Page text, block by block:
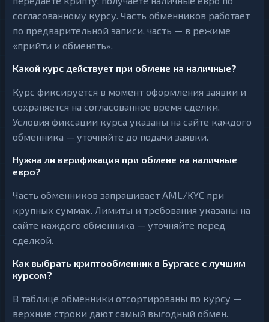
согласованному курсу. Часть обменников работает
по предварительной записи, часть — в режиме
«прийти и обменять».
Какой курс действует при обмене на наличные?
Курс фиксируется в момент оформления заявки и
сохраняется на согласованное время сделки.
Условия фиксации курса указаны на сайте каждого
обменника — уточняйте до подачи заявки.
Нужна ли верификация при обмене на наличные
евро?
Часть обменников запрашивает AML/KYC при
крупных суммах. Лимиты и требования указаны на
сайте каждого обменника — уточняйте перед
сделкой.
Как выбрать криптообменник в Бургасе с лучшим
курсом?
В таблице обменники отсортированы по курсу —
верхние строки дают самый выгодный обмен.